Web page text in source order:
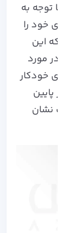
با توجه به
کاربران عادی رای خود را
اند که این
ما در مورد
های خودکار
پایین
نشان